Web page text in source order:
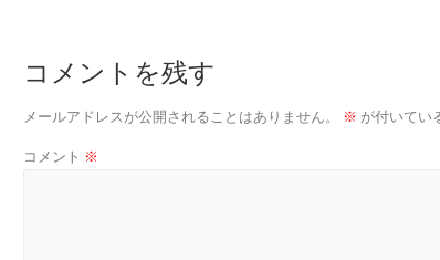
コメントを残す
メールアドレスが公開されることはありません。 ※ が付いてい
コメント ※